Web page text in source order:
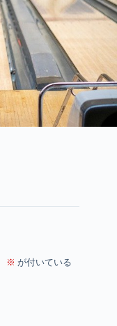
※ が付いている